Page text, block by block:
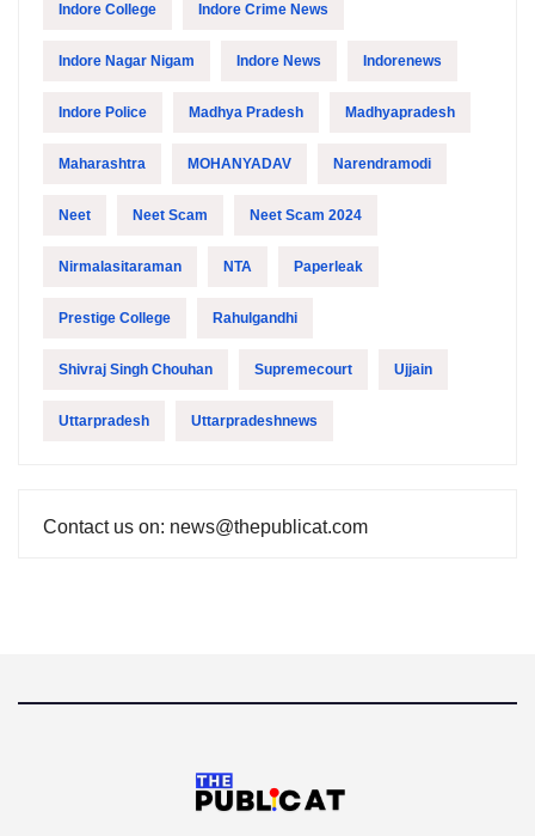
Indore College Indore Crime News
Indore Nagar Nigam Indore News Indorenews
Indore Police Madhya Pradesh Madhyapradesh
Maharashtra MOHANYADAV Narendramodi
Neet Neet Scam Neet Scam 2024
Nirmalasitaraman NTA Paperleak
Prestige College Rahulgandhi
Shivraj Singh Chouhan Supremecourt Ujjain
Uttarpradesh Uttarpradeshnews
Contact us on: news@thepublicat.com